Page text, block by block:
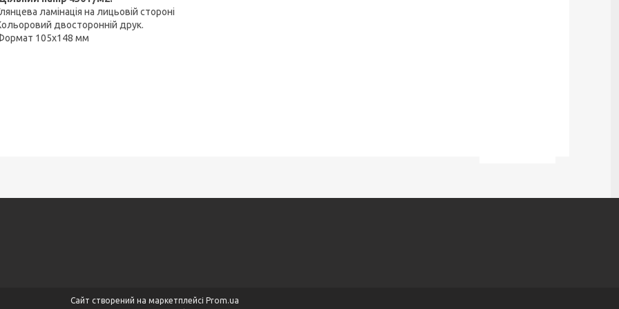
ламінація на лицьовій стороні
двосторонній друк.
105х148 мм
Сайт створений на маркетплейсі Prom.ua